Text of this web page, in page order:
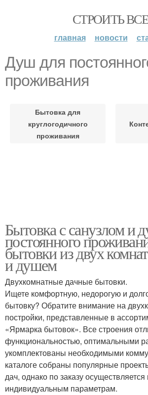
СТРОИТЬ
главная новости
Душ для
проживания
Бытовка для
круглогодичного
проживания
Бытовка с санузлом и
постоянного
бытовки из двух
и душем
Двухкомнатные дачные бытовки.
Ищете комфортную, недорогую и
бытовку? Обратите внимание на
постройки, представленные в
«Ярмарка бытовок». Все строения
функциональностью, оптимальными
укомплектованы необходимыми
каталоге собраны популярные
дач, однако по заказу
индивидуальным параметрам.